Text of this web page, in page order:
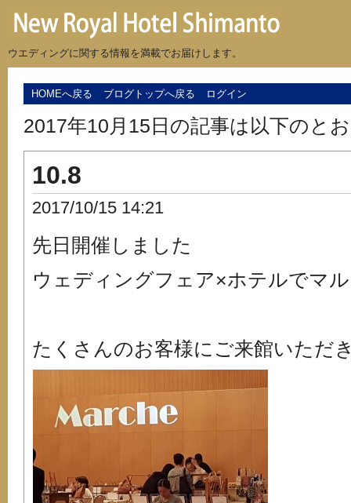
ウエディングに関する情報を満載でお届けします。
HOMEへ戻る ブログトップへ戻る ログイン
2017年10月15日の記事は以下のと
10.8
2017/10/15 14:21
先日開催しました
ウェディングフェア×ホテルでマ
たくさんのお客様にご来館いただ